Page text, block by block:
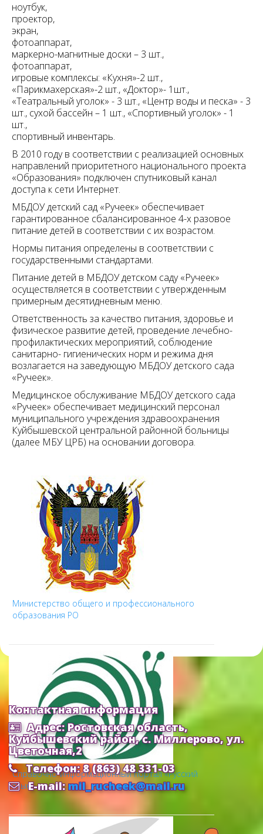
ноутбук,
проектор,
экран,
фотоаппарат,
маркерно-магнитные доски – 3 шт.,
фотоаппарат,
игровые комплексы: «Кухня»-2 шт.,
«Парикмахерская»-2 шт., «Доктор»- 1шт.,
«Театральный уголок» - 3 шт., «Центр воды и песка» - 3
шт., сухой бассейн – 1 шт., «Спортивный уголок» - 1
шт.,
спортивный инвентарь.
В 2010 году в соответствии с реализацией основных
направлений приоритетного национального проекта
«Образования» подключен спутниковый канал
доступа к сети Интернет.
МБДОУ детский сад «Ручеек» обеспечивает
гарантированное сбалансированное 4-х разовое
питание детей в соответствии с их возрастом.
Нормы питания определены в соответствии с
государственными стандартами.
Питание детей в МБДОУ детском саду «Ручеек»
осуществляется в соответствии с утвержденным
примерным десятидневным меню.
Ответственность за качество питания, здоровье и
физическое развитие детей, проведение лечебно-
профилактических мероприятий, соблюдение
санитарно- гигиенических норм и режима дня
возлагается на заведующую МБДОУ детского сада
«Ручеек».
Медицинское обслуживание МБДОУ детского сада
«Ручеек» обеспечивает медицинский персонал
муниципального учреждения здравоохранения
Куйбышевской центральной районной больницы
(далее МБУ ЦРБ) на основании договора.
Министерство общего и профессионального
образования РО
Cправочно-информационный портал «Русский
язык»
Контактная информация
Адрес: Ростовская область,
Куйбышевский район, с. Миллерово, ул.
Цветочная,2
Телефон: 8 (863) 48 331-03
E-mail:mil_rucheek@mail.ru